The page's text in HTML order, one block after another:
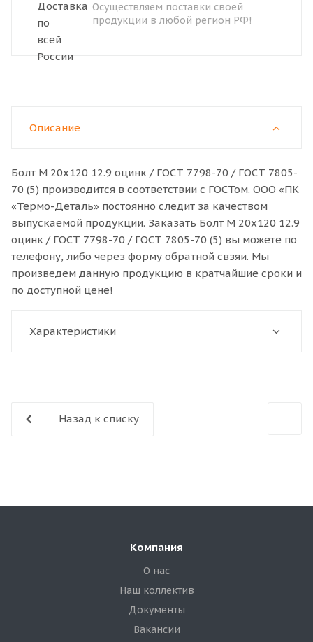
Осуществляем поставки своей
продукции в любой регион РФ!
Описание
Болт M 20x120 12.9 оцинк / ГОСТ 7798-70 / ГОСТ 7805-
70 (5) производится в соответствии с ГОСТом. ООО «ПК
«Термо-Деталь» постоянно следит за качеством
выпускаемой продукции. Заказать Болт M 20x120 12.9
оцинк / ГОСТ 7798-70 / ГОСТ 7805-70 (5) вы можете по
телефону, либо через форму обратной свзяи. Мы
произведем данную продукцию в кратчайшие сроки и
по доступной цене!
Характеристики
Назад к списку
Компания
О нас
Наш коллектив
Документы
Вакансии